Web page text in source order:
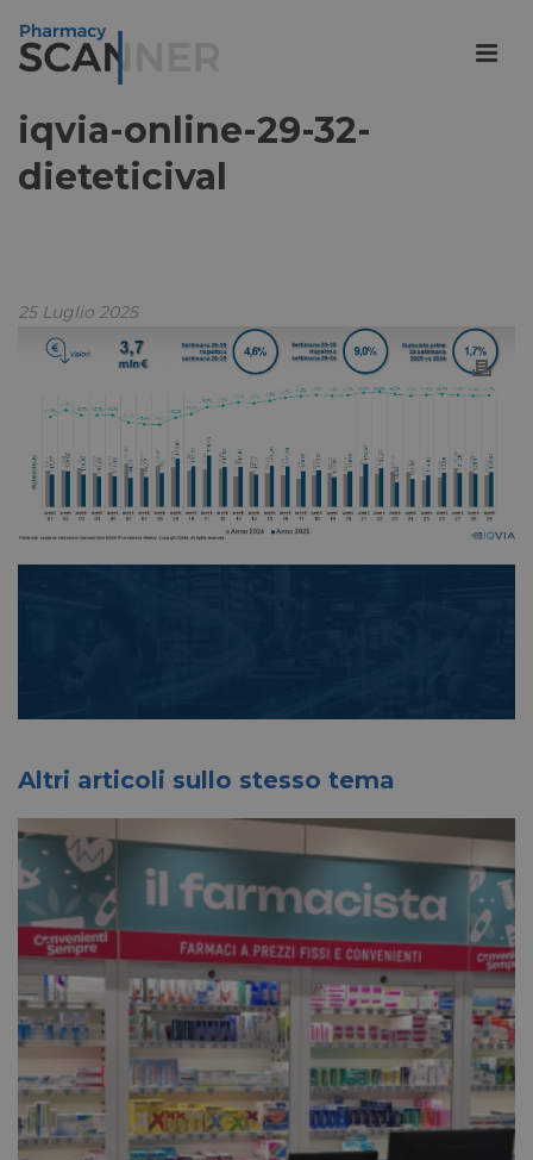
iqvia-online-29-32-
dieteticival
25 Luglio 2025
Altri articoli sullo stesso tema